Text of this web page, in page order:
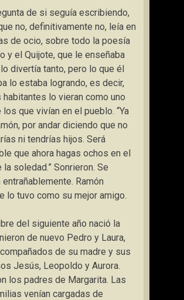
de si seguía escribiendo,
no, definitivamente no, leía en
de ocio, sobre todo la poesía
y el Quijote, que le enseñaba
divertía tanto, pero lo que él
lo estaba logrando, es decir,
habitantes lo vieran como uno
los que vivían en el pueblo. “Ya
por andar diciendo que no
ni tendrías hijos. Será
que ahora hagas ochos en el
soledad.” Sonrieron. Se
entrañablemente. Ramón
lo tuvo como su mejor amigo.
del siguiente año nació la
de nuevo Pedro y Laura,
de su madre y sus
Jesús, Leopoldo y Aurora.
los padres de Margarita. Las
venían cargadas de